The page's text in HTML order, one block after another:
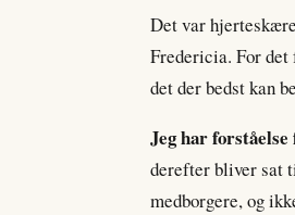
Det var
Fredericia. For det
det der bedst kan
Jeg har
derefter bliver sat
medborgere, og